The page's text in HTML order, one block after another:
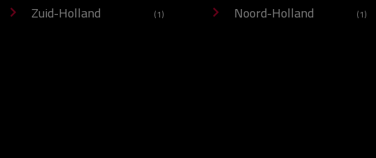
Zuid-Holland (1) Noord-Holland (1)